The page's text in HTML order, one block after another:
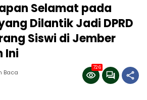
Selamat pada
Dilantik Jadi DPRD
Siswi di Jember
Ini
Baca
726